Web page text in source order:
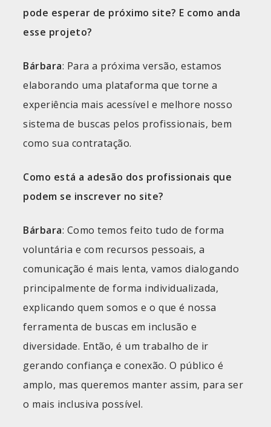
pode esperar de próximo site? E como anda
esse projeto?
Bárbara: Para a próxima versão, estamos
elaborando uma plataforma que torne a
experiência mais acessível e melhore nosso
sistema de buscas pelos profissionais, bem
como sua contratação.
Como está a adesão dos profissionais que
podem se inscrever no site?
Bárbara: Como temos feito tudo de forma
voluntária e com recursos pessoais, a
comunicação é mais lenta, vamos dialogando
principalmente de forma individualizada,
explicando quem somos e o que é nossa
ferramenta de buscas em inclusão e
diversidade. Então, é um trabalho de ir
gerando confiança e conexão. O público é
amplo, mas queremos manter assim, para ser
o mais inclusiva possível.